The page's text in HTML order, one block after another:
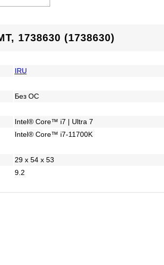
1738630 (1738630)
IRU
Без ОС
Intel® Core™ i7 | Ultra 7
Intel® Core™ i7-11700K
29 x 54 x 53
9.2